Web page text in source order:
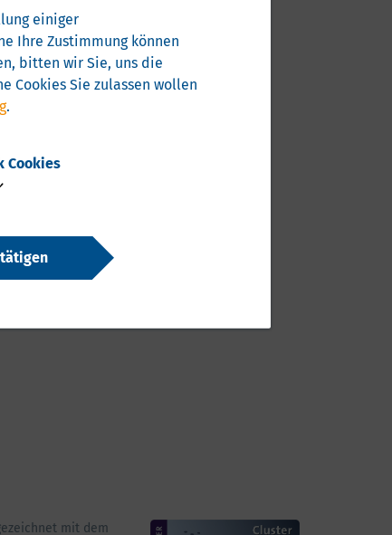
mit dem
einiger
Ihre Zustimmung können
bitten wir Sie, uns die
Cookies Sie zulassen wollen
.
Cookies